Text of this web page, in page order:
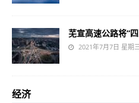
芜宣高速公路将“
2021年7月7日 星期
经济